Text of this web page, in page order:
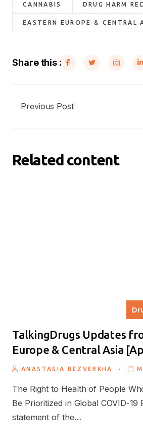
CANNABIS DRUG HARM
EASTERN EUROPE & CENTRAL
Share this :
Previous Post
Related content
TalkingDrugs Updates
Europe & Central Asia
ANASTASIA BEZVERKHA .
The Right to Health of People
Be Prioritized in Global COVID-19
statement of the…